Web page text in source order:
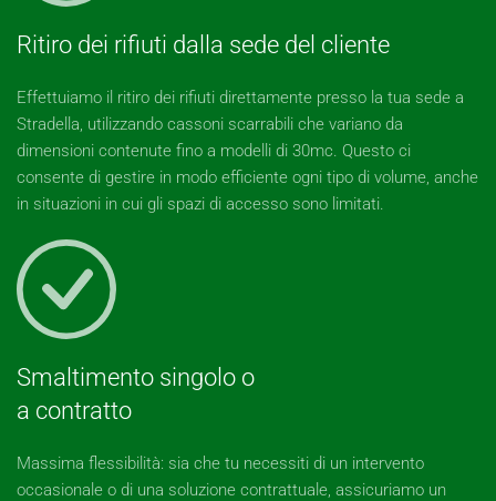
Ritiro dei rifiuti dalla sede del cliente
Effettuiamo il ritiro dei rifiuti direttamente presso la tua sede a
Stradella, utilizzando cassoni scarrabili che variano da
dimensioni contenute fino a modelli di 30mc. Questo ci
consente di gestire in modo efficiente ogni tipo di volume, anche
in situazioni in cui gli spazi di accesso sono limitati.
Smaltimento singolo o
a contratto
Massima flessibilità: sia che tu necessiti di un intervento
occasionale o di una soluzione contrattuale, assicuriamo un